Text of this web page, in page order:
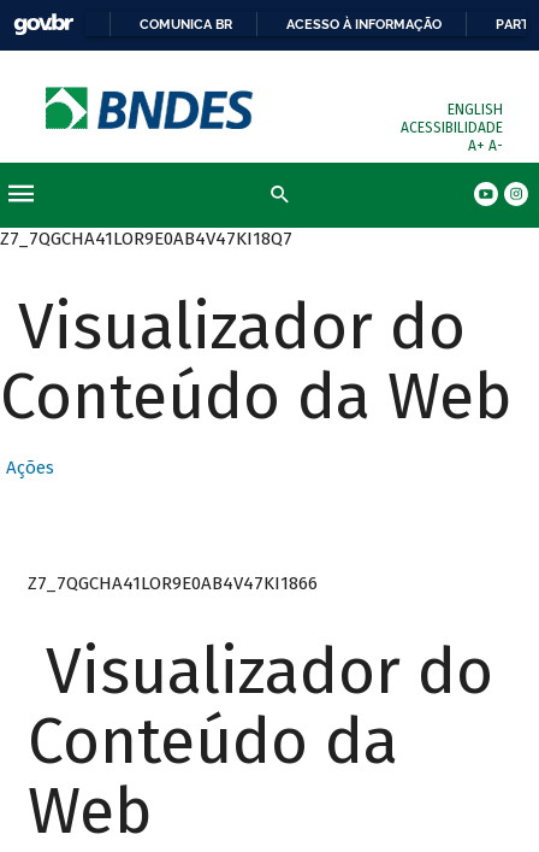
COMUNICA BR ACESSO À INFORMAÇÃO
ENGLISH
ACESSIBILIDADE
A+ A-
Z7_7QGCHA41LOR9E0AB4V47KI18Q7
Visualizador do
Conteúdo da Web
Ações
Z7_7QGCHA41LOR9E0AB4V47KI1866
Visualizador do
Conteúdo da
Web